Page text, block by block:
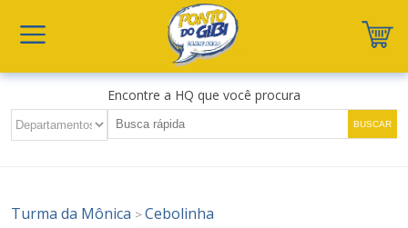
Encontre a HQ que você procura
Turma da Mônica >Cebolinha